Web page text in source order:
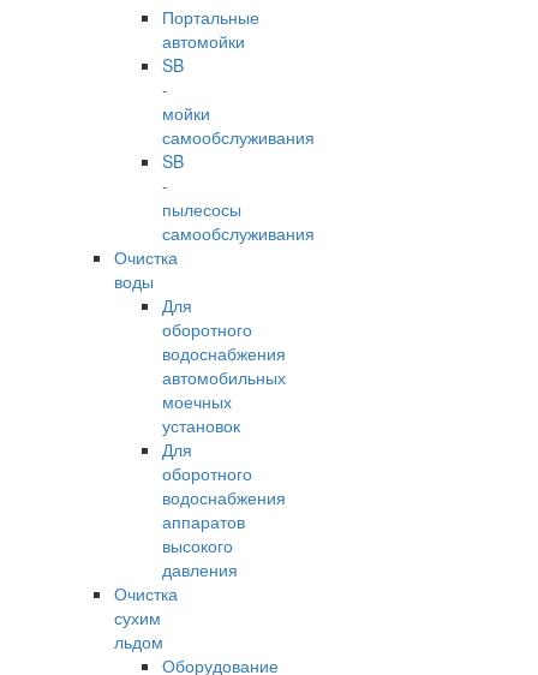
Портальные
автомойки
SB
-
мойки
самообслуживания
SB
-
пылесосы
самообслуживания
Очистка
воды
Для
оборотного
водоснабжения
автомобильных
моечных
установок
Для
оборотного
водоснабжения
аппаратов
высокого
давления
Очистка
сухим
льдом
Оборудование